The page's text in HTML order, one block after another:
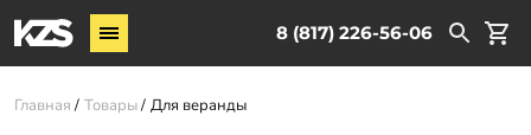
8 (817) 226-56-06
Винтовые сваи
Комплектующие
Главная Товары Для веранды